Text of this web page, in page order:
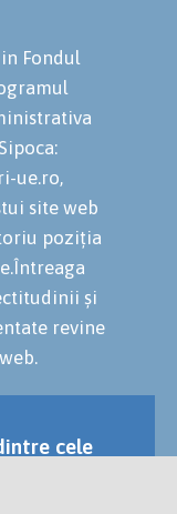
Fondul
ue.ro,
site web
poziția
și
revine
cele